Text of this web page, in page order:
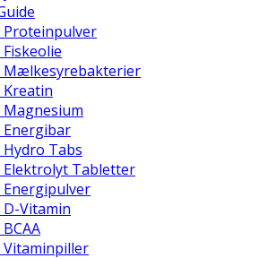
Proteinpulver
Mælkesyrebakterier
Kreatin
Magnesium
Energibar
Hydro Tabs
Elektrolyt Tabletter
Energipulver
D-Vitamin
Vitaminpiller